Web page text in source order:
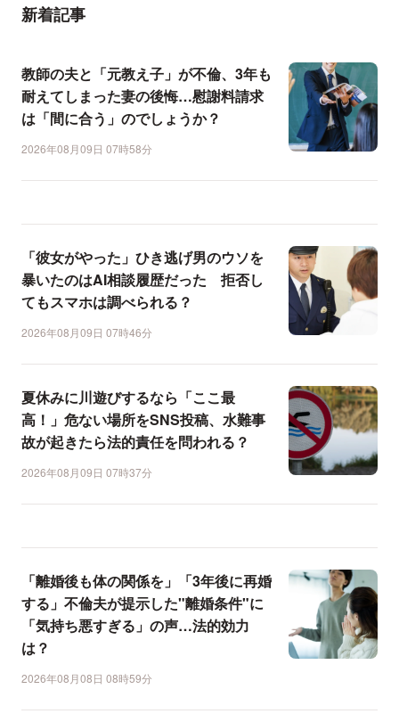
新着記事
教師の夫と「元教え子」が不倫、3年も
耐えてしまった妻の後悔…慰謝料請求
は「間に合う」のでしょうか？
2026年08月09日 07時58分
「彼女がやった」ひき逃げ男のウソを
暴いたのはAI相談履歴だった 拒否し
てもスマホは調べられる？
2026年08月09日 07時46分
夏休みに川遊びするなら「ここ最
高！」危ない場所をSNS投稿、水難事
故が起きたら法的責任を問われる？
2026年08月09日 07時37分
「離婚後も体の関係を」「3年後に再婚
する」不倫夫が提示した"離婚条件"に
「気持ち悪すぎる」の声…法的効力
は？
2026年08月08日 08時59分